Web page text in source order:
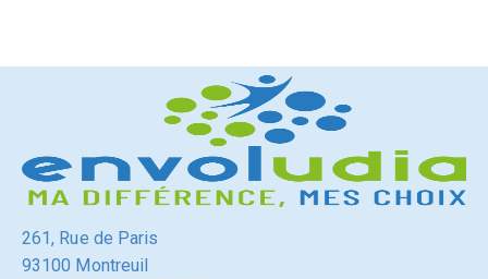
261, Rue de Paris
93100 Montreuil